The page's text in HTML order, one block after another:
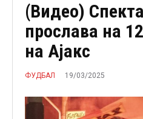
(Видео)
прослава на
на Ајакс
ФУДБАЛ 19/03/2025